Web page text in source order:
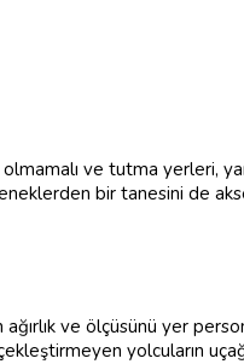
olmamalı ve tutma
bir tanesini de
ağırlık ve ölçüsünü yer
yolcuların